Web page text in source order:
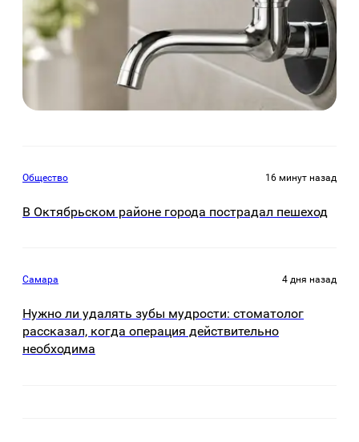
Общество 16 минут назад
В Октябрьском районе города пострадал пешеход
Самара 4 дня назад
Нужно ли удалять зубы мудрости: стоматолог
рассказал, когда операция действительно
необходима